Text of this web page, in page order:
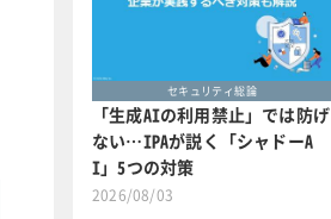
セキュリティ総論
「生成AIの利用禁止」では防げ
ない…IPAが説く「シャドーA
I」5つの対策
2026/08/03